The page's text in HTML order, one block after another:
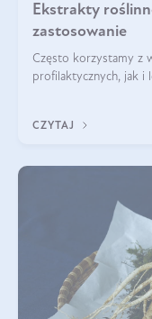
Ekstrakty
zastosowanie
Często korzystamy z
profilaktycznych, jak i
CZYTAJ